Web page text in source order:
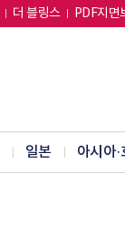
더 블링스 PDF지면
일본 아시아·